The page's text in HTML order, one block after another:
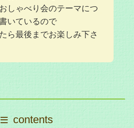
しゃべり会のテーマにつ
いているので
ら最後までお楽しみ下さ
contents